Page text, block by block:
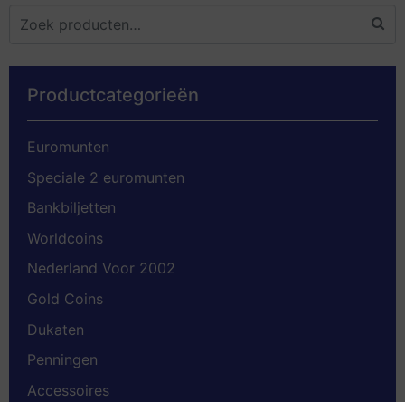
Productcategorieën
Euromunten
Speciale 2 euromunten
Bankbiljetten
Worldcoins
Nederland Voor 2002
Gold Coins
Dukaten
Penningen
Accessoires